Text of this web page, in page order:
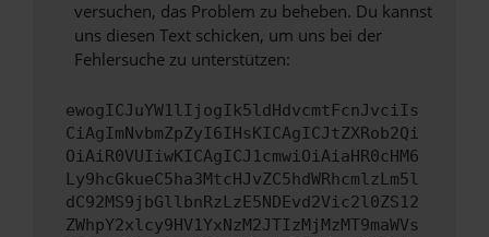
versuchen, das Problem zu beheben. Du kannst
uns diesen Text schicken, um uns bei der
Fehlersuche zu unterstützen:
ewogICJuYW1lIjogIk5ldHdvcmtFcnJvciIs
CiAgImNvbmZpZyI6IHsKICAgICJtZXRob2Qi
OiAiR0VUIiwKICAgICJ1cmwiOiAiaHR0cHM6
Ly9hcGkueC5ha3MtcHJvZC5hdWRhcmlzLm5l
dC92MS9jbGllbnRzLzE5NDEvd2Vic2l0ZS12
ZWhpY2xlcy9HV1YxNzM2JTIzMjMzMT9maWVs